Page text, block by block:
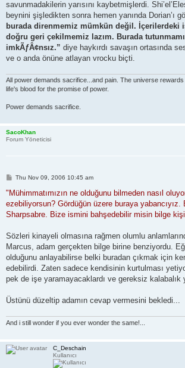
savunmadakilerin yarısını kaybetmişlerdi.
beynini şişledikten sonra hemen yanında Dorian’ı
burada direnmemiz mümkün değil. İçerilerdeki
doğru geri çekilmemiz lazım. Burada
imkÃƒÂ¢nsız.” diye haykırdı savaşın ortasında
ve o anda önüne atlayan vrocku biçti.
All power demands sacrifice...and pain. The universe
life's blood for the promise of power.
Power demands sacrifice.
SacoKhan
Forum Yöneticisi
P
s
Thu Nov 09, 2006 10:45 am
"Mühimmatımızın ne olduğunu bilmeden nasıl
ezebiliyorsun? Gördüğün üzere buraya yabancıyız.
Sharpsabre. Bize ismini bahşedebilir misin bilge
Sözleri kinayeli olmasına rağmen olumlu
Marcus, adam gerçekten bilge birine benziyordu.
olduğunu anlayabilirse belki buradan çıkmak için
edebilirdi. Zaten sadece kendisinin kurtulması
pek de işe yaramayacaklardı ve gereksiz kalabalık
Üstünü düzeltip adamın cevap vermesini bekledi...
And i still wonder if you ever wonder the same!...
C_Deschain
Kullanıcı